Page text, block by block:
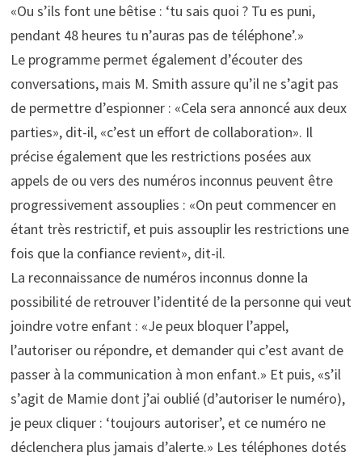
«Ou s’ils font une bêtise : ‘tu sais quoi ? Tu es puni,
pendant 48 heures tu n’auras pas de téléphone’.»
Le programme permet également d’écouter des
conversations, mais M. Smith assure qu’il ne s’agit pas
de permettre d’espionner : «Cela sera annoncé aux deux
parties», dit-il, «c’est un effort de collaboration». Il
précise également que les restrictions posées aux
appels de ou vers des numéros inconnus peuvent être
progressivement assouplies : «On peut commencer en
étant très restrictif, et puis assouplir les restrictions une
fois que la confiance revient», dit-il.
La reconnaissance de numéros inconnus donne la
possibilité de retrouver l’identité de la personne qui veut
joindre votre enfant : «Je peux bloquer l’appel,
l’autoriser ou répondre, et demander qui c’est avant de
passer à la communication à mon enfant.» Et puis, «s’il
s’agit de Mamie dont j’ai oublié (d’autoriser le numéro),
je peux cliquer : ‘toujours autoriser’, et ce numéro ne
déclenchera plus jamais d’alerte.» Les téléphones dotés